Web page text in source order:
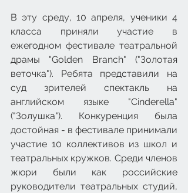
В эту среду, 10 апреля, ученики 4
класса приняли участие в
ежегодном фестивале театральной
драмы "Golden Branch" ("Золотая
веточка"). Ребята представили на
суд зрителей спектакль на
английском языке "Cinderella"
("Золушка"). Конкуренция была
достойная - в фестивале принимали
участие 10 коллективов из школ и
театральных кружков. Среди членов
жюри были как российские
руководители театральных студий,